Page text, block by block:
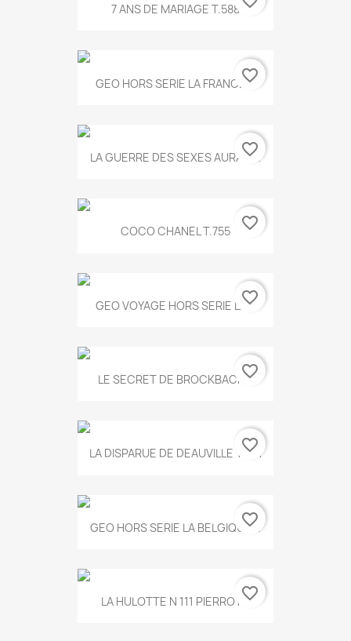
7 ANS DE MARIAGE T.588
GEO HORS SERIE LA FRANCE...
favorite_border
LA GUERRE DES SEXES AURA T...
favorite_border
COCO CHANEL T.755 favorite_border
GEO VOYAGE HORS SERIE LA...
favorite_border
LE SECRET DE BROCKBACK...
favorite_border
LA DISPARUE DE DEAUVILLE T.551
favorite_border
GEO HORS SERIE LA BELGIQUE...
favorite_border
LA HULOTTE N 111 PIERROT...favorite_border